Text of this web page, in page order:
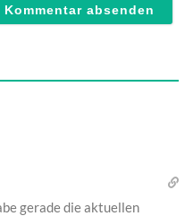
gerade die aktuellen